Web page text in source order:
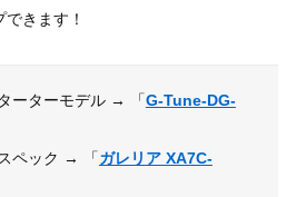
きます！
ーターモデル → 「G-Tune-DG-
ペック → 「ガレリア XA7C-